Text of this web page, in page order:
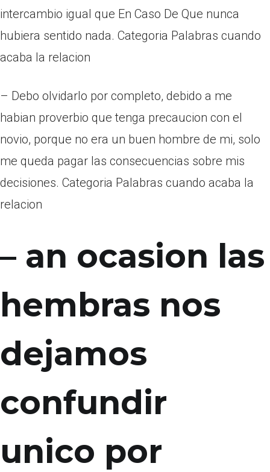
intercambio igual que En Caso De Que nunca
hubiera sentido nada. Categoria Palabras cuando
acaba la relacion
– Debo olvidarlo por completo, debido a me
habian proverbio que tenga precaucion con el
novio, porque no era un buen hombre de mi, solo
me queda pagar las consecuencias sobre mis
decisiones. Categoria Palabras cuando acaba la
relacion
– an ocasion las
hembras nos
dejamos
confundir
unico por